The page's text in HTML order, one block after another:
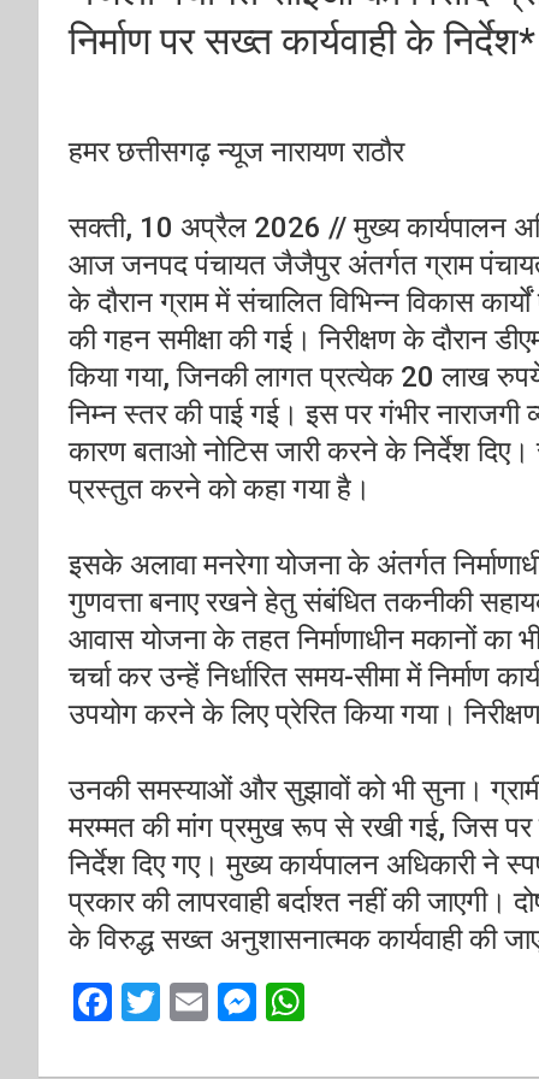
निर्माण पर सख्त कार्यवाही के निर्देश*
हमर छत्तीसगढ़ न्यूज नारायण राठौर
सक्ती, 10 अप्रैल 2026 // मुख्य कार्यपालन
आज जनपद पंचायत जैजैपुर अंतर्गत ग्राम पंचायत
के दौरान ग्राम में संचालित विभिन्न विकास
की गहन समीक्षा की गई। निरीक्षण के दौरान
किया गया, जिनकी लागत प्रत्येक 20 लाख
निम्न स्तर की पाई गई। इस पर गंभीर
कारण बताओ नोटिस जारी करने के निर्देश
प्रस्तुत करने को कहा गया है।
इसके अलावा मनरेगा योजना के अंतर्गत
गुणवत्ता बनाए रखने हेतु संबंधित तकनीकी
आवास योजना के तहत निर्माणाधीन मकानों का
चर्चा कर उन्हें निर्धारित समय-सीमा में निर्माण
उपयोग करने के लिए प्रेरित किया गया।
उनकी समस्याओं और सुझावों को भी सुना।
मरम्मत की मांग प्रमुख रूप से रखी गई, जिस पर
निर्देश दिए गए। मुख्य कार्यपालन अधिकारी ने
प्रकार की लापरवाही बर्दाश्त नहीं की जाएगी।
के विरुद्ध सख्त अनुशासनात्मक कार्यवाही की
F
T
E
M